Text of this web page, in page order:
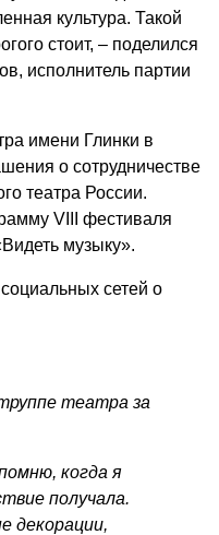
культура. Такой
стоит, – поделился
исполнитель партии
имени Глинки в
о сотрудничестве
театра России.
VIII фестиваля
музыку».
сетей о
театра за
когда я
получала.
декорации,